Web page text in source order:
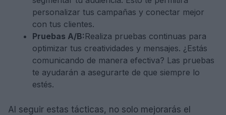
personalizar tus campañas y conectar mejor
con tus clientes.
Pruebas A/B: Realiza pruebas continuas para
optimizar tus creatividades y mensajes. ¿Estás
comunicando de manera efectiva? Las pruebas
te ayudarán a asegurarte de que siempre lo
estés.
Al seguir estas tácticas, no solo mejorarás el